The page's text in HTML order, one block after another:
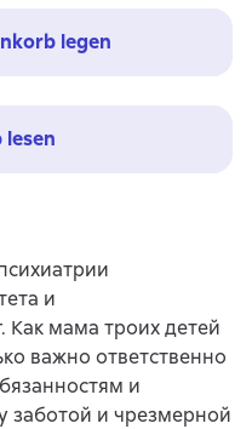
legen
lesen
и
мама троих детей
важно ответственно
и
заботой и чрезмерной